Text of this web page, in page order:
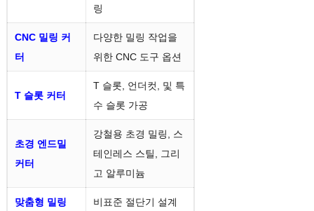
링
CNC 밀링 커
터
다양한 밀링 작업을
위한 CNC 도구 옵션
T 슬롯 커터
T 슬롯, 언더컷, 및 특
수 슬롯 가공
초경 엔드밀
커터
강철용 초경 밀링, 스
테인레스 스틸, 그리
고 알루미늄
맞춤형 밀링
비표준 절단기 설계